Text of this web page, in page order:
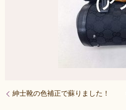
紳士靴の色補正で蘇りました！